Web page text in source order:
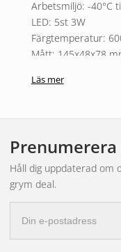
Arbetsmiljö: -40°C
LED: 5st 3W
Färgtemperatur:
Mått: 145x48x78
EMC
1 Styck Luxtar®
1 Styck
1 Styck DT Kontakt
Lampan är CE-
är utrustat med ett
Läs mer
Håll dig uppdaterad om
grym deal.
postadress